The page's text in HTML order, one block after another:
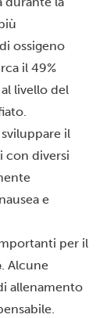
ossigeno
il 49%
livello del
il
con diversi
e
per il
. Alcune
allenamento